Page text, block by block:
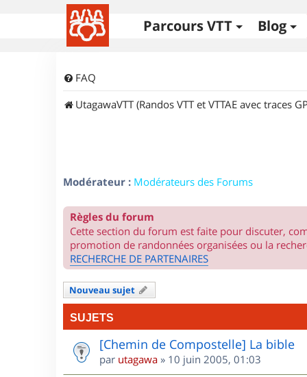
Parcours VTT Blog
FAQ
UtagawaVTT (Randos VTT et VTTAE avec traces
Modérateur : Modérateurs des Forums
Règles du forum
Cette section du forum est faite pour discuter,
promotion de randonnées organisées ou la
RECHERCHE DE PARTENAIRES
Nouveau sujet
SUJETS
[Chemin de Compostelle] La bible
par utagawa » 10 juin 2005, 01:03